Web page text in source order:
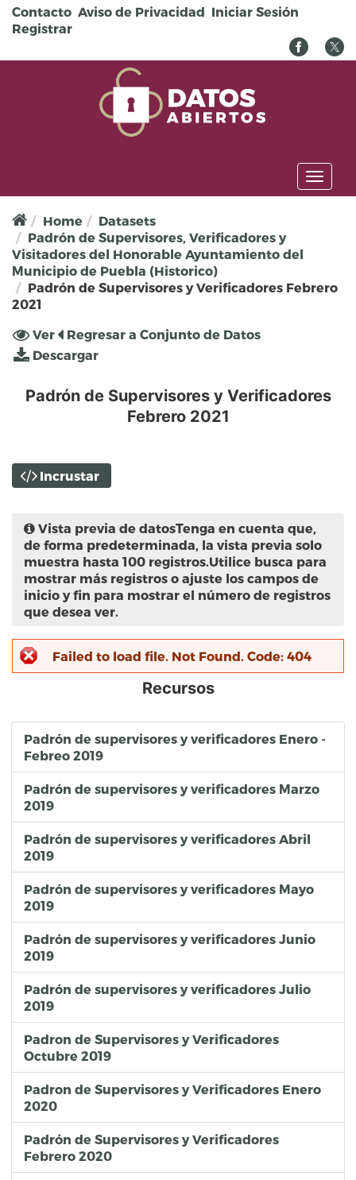
Pasar al contenido principal
Contacto Aviso de Privacidad Iniciar Sesión
Registrar
Toggle
Home
Datasets
Padrón de Supervisores, Verificadores y
Visitadores del Honorable Ayuntamiento del
Municipio de Puebla (Historico)
Padrón de Supervisores y Verificadores Febrero
2021
Solapas principales
Ver (solapa
activa)
Regresar a Conjunto de Datos
Descargar
Padrón de Supervisores y Verificadores
Febrero 2021
Incrustar
Vista previa de datosTenga en cuenta que,
de forma predeterminada, la vista previa solo
muestra hasta 100 registros.Utilice busca para
mostrar más registros o ajuste los campos de
inicio y fin para mostrar el número de registros
que desea ver.
Failed to load file. Not Found. Code: 404
Recursos
Padrón de supervisores y verificadores Enero -
Febreo 2019
Padrón de supervisores y verificadores Marzo
2019
Padrón de supervisores y verificadores Abril
2019
Padrón de supervisores y verificadores Mayo
2019
Padrón de supervisores y verificadores Junio
2019
Padrón de supervisores y verificadores Julio
2019
Padron de Supervisores y Verificadores
Octubre 2019
Padron de Supervisores y Verificadores Enero
2020
Padrón de Supervisores y Verificadores
Febrero 2020